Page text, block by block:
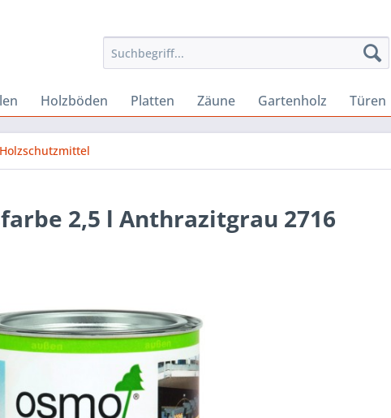
Holzböden Platten Zäune Gartenholz Türen
Holzschutzmittel
2,5 l Anthrazitgrau 2716